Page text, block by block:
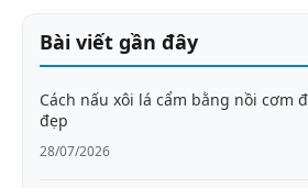
Bài viết gần đây
Cách nấu xôi lá cẩm bằng nồi cơm
đẹp
28/07/2026